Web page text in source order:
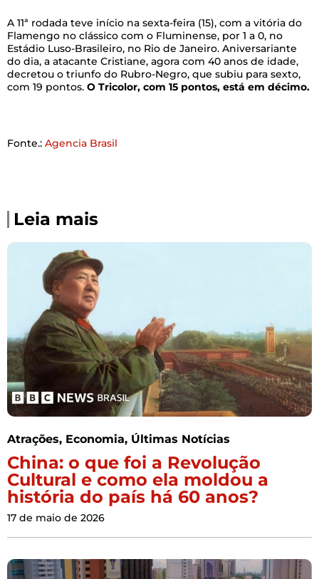
A 11ª rodada teve início na sexta-feira (15), com a vitória do
Flamengo no clássico com o Fluminense, por 1 a 0, no
Estádio Luso-Brasileiro, no Rio de Janeiro. Aniversariante
do dia, a atacante Cristiane, agora com 40 anos de idade,
decretou o triunfo do Rubro-Negro, que subiu para sexto,
com 19 pontos. O Tricolor, com 15 pontos, está em décimo.
Fonte.: Agencia Brasil
Leia mais
Atrações, Economia, Últimas Notícias
China: o que foi a Revolução
Cultural e como ela moldou a
história do país há 60 anos?
17 de maio de 2026